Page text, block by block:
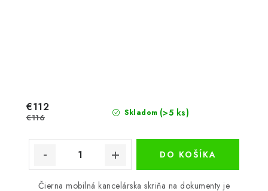
Skladom (>5 ks)
€112
€116
DO KOŠÍKA
Čierna mobilná kancelárska skriňa na dokumenty je